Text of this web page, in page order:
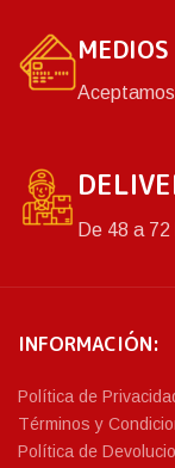
De 48 a
INFORMACIÓN:
Política de
Términos y
Política de